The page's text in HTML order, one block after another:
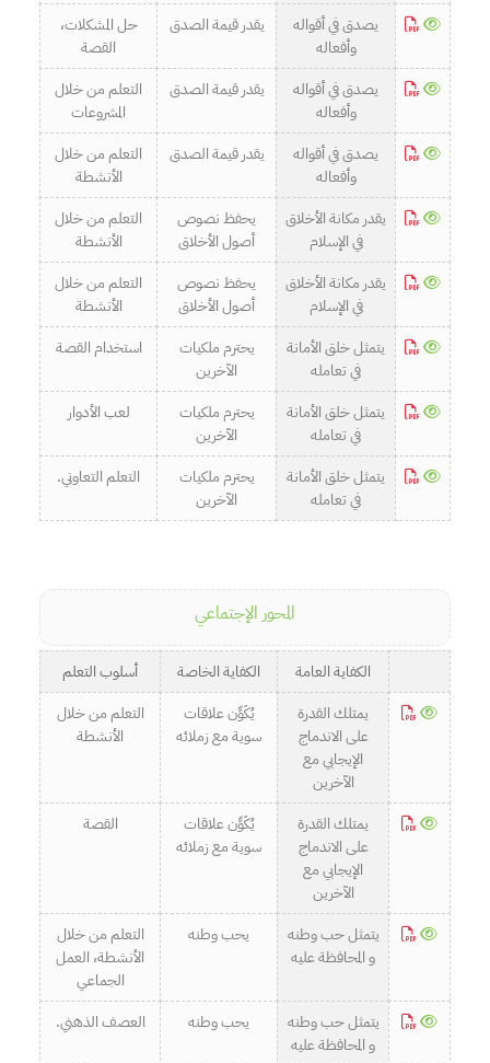
يصدق في أقواله
وأفعاله
يقدر قيمة الصدق
حل المشكلات،
القصة
يصدق في أقواله
وأفعاله
يقدر قيمة الصدق
التعلم من خلال
المشروعات
يصدق في أقواله
وأفعاله
يقدر قيمة الصدق
التعلم من خلال
الأنشطة
يقدر مكانة الأخلاق
في الإسلام
يحفظ نصوص
أصول الأخلاق
التعلم من خلال
الأنشطة
يقدر مكانة الأخلاق
في الإسلام
يحفظ نصوص
أصول الأخلاق
التعلم من خلال
الأنشطة
يتمثل خلق الأمانة
في تعامله
يحترم ملكيات
الآخرين
استخدام القصة
يتمثل خلق الأمانة
في تعامله
يحترم ملكيات
الآخرين
لعب الأدوار
يتمثل خلق الأمانة
في تعامله
يحترم ملكيات
الآخرين
التعلم التعاوني.
المحور الإجتماعي
الكفاية العامة الكفاية الخاصة
أسلوب التعلم
يمتلك القدرة
على الاندماج
الإيجابي مع
الآخرين
يُكَوِّن علاقات
سوية مع زملائه
التعلم من خلال
الأنشطة
يمتلك القدرة
على الاندماج
الإيجابي مع
الآخرين
يُكَوِّن علاقات
سوية مع زملائه
القصة
يتمثل حب وطنه
و المحافظة عليه
يحب وطنه
التعلم من خلال
الأنشطة، العمل
الجماعي
يتمثل حب وطنه
و المحافظة عليه
يحب وطنه العصف الذهني.